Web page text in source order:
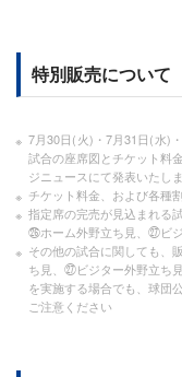
特別販売について
7月30日(火)・7月31日(水)
試合の座席図とチケット料
ジニュースにて発表いたし
チケット料金、および各種
指定席の完売が見込まれる
㉖ホーム外野立ち見、㉗ビ
その他の試合に関しても、
ち見、㉗ビジター外野立ち
を実施する場合でも、球団
ご注意ください